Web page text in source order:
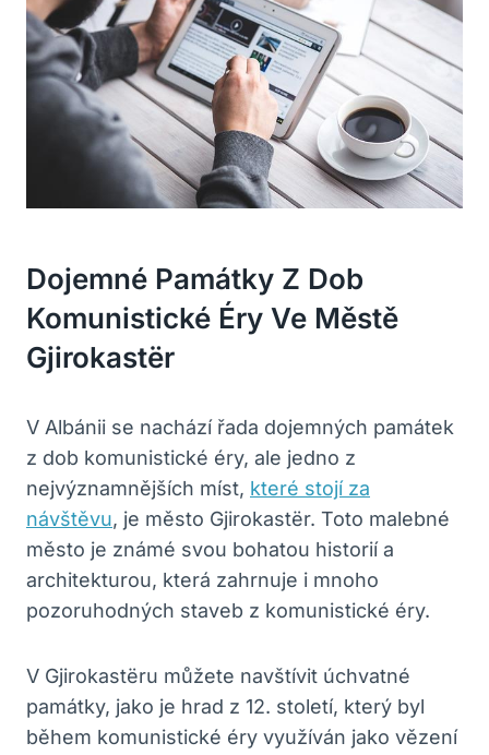
Dojemné Památky Z Dob
Komunistické Éry Ve Městě
Gjirokastër
V Albánii se nachází řada dojemných památek
z dob komunistické éry, ale jedno z
nejvýznamnějších míst, které stojí za
návštěvu, je město Gjirokastër. Toto malebné
město je známé svou bohatou historií a
architekturou, která zahrnuje i mnoho
pozoruhodných staveb z komunistické éry.
V Gjirokastëru můžete navštívit úchvatné
památky, jako je hrad z 12. století, který byl
během komunistické éry využíván jako vězení